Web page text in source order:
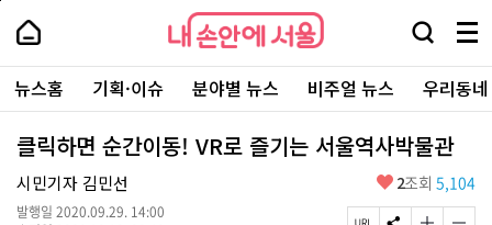
본
로
가
내
손
안
에
서
울
-
서
울
시
대
내
손
에
울
검
창
열
기
메
뉴
전
체
보
주
요
서
뉴스홈 기획·이슈 분야별 뉴스 비주얼 뉴스 우리동
클릭하면 순간이동! VR로 즐기는 서울역사박물관
시민기자 김민선
발행일 2020.09.29. 14:00
좋
요
2조회 5,104
페
상
단
로